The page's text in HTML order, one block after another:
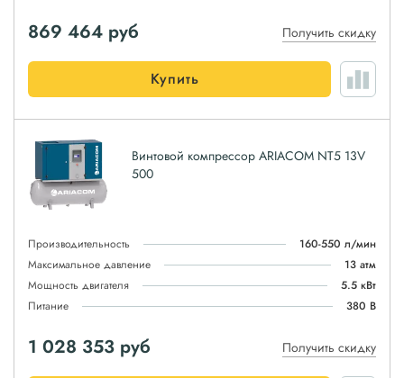
869 464 руб Получить скидку
Купить
Винтовой компрессор ARIACOM NT5 13V
500
Производительность
160-550 л/мин
Максимальное давление
13 атм
Мощность двигателя
5.5 кВт
Питание
380 В
1 028 353 руб Получить скидку